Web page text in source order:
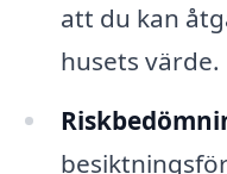
att du kan
husets värde.